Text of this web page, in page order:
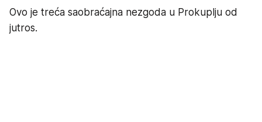
Ovo je treća saobraćajna nezgoda u Prokuplju od
jutros.